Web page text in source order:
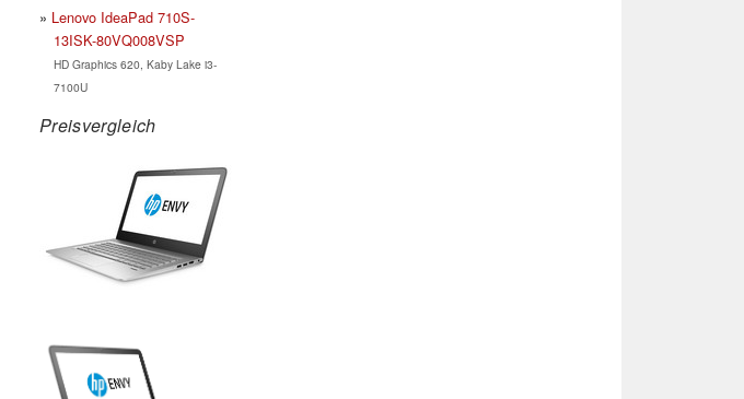
Lenovo IdeaPad 710S-
13ISK-80VQ008VSP
HD Graphics 620, Kaby Lake i3-
7100U
Preisvergleich